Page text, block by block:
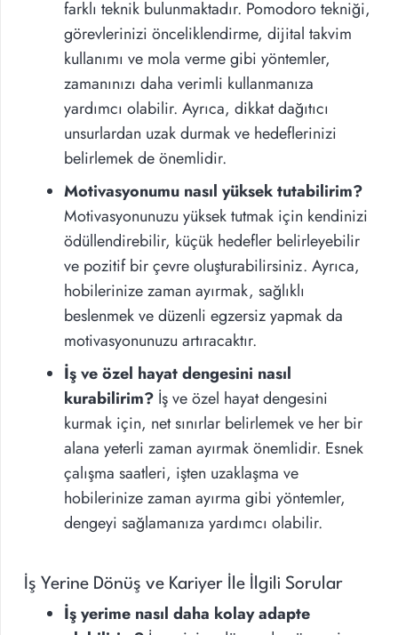
farklı teknik bulunmaktadır. Pomodoro tekniği,
görevlerinizi önceliklendirme, dijital takvim
kullanımı ve mola verme gibi yöntemler,
zamanınızı daha verimli kullanmanıza
yardımcı olabilir. Ayrıca, dikkat dağıtıcı
unsurlardan uzak durmak ve hedeflerinizi
belirlemek de önemlidir.
Motivasyonumu nasıl yüksek tutabilirim?
Motivasyonunuzu yüksek tutmak için kendinizi
ödüllendirebilir, küçük hedefler belirleyebilir
ve pozitif bir çevre oluşturabilirsiniz. Ayrıca,
hobilerinize zaman ayırmak, sağlıklı
beslenmek ve düzenli egzersiz yapmak da
motivasyonunuzu artıracaktır.
İş ve özel hayat dengesini nasıl
kurabilirim? İş ve özel hayat dengesini
kurmak için, net sınırlar belirlemek ve her bir
alana yeterli zaman ayırmak önemlidir. Esnek
çalışma saatleri, işten uzaklaşma ve
hobilerinize zaman ayırma gibi yöntemler,
dengeyi sağlamanıza yardımcı olabilir.
İş Yerine Dönüş ve Kariyer İle İlgili Sorular
İş yerime nasıl daha kolay adapte